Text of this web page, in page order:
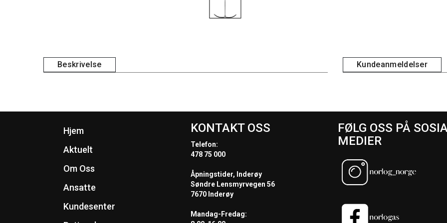
Beskrivelse Kundeanmeldelser
Hjem
Aktuelt
Om Oss
Ansatte
Kundesenter
KONTAKT OSS
Telefon:
478 75 000
Åpningstider, Inderøy
Søndre Lensmyrvegen 56
7670 Inderøy
Mandag-Fredag:
FØLG OSS PÅ
MEDIER